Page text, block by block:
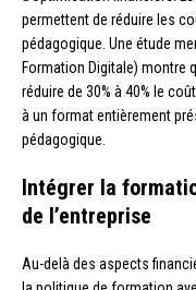
permettent de réduire les
pédagogique. Une étude
Formation Digitale) montre
réduire de 30% à 40% le
à un format entièrement
pédagogique.
Intégrer la
de l’entreprise
Au-delà des aspects